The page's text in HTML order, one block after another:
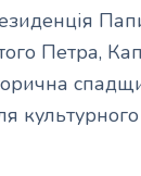
Петра,